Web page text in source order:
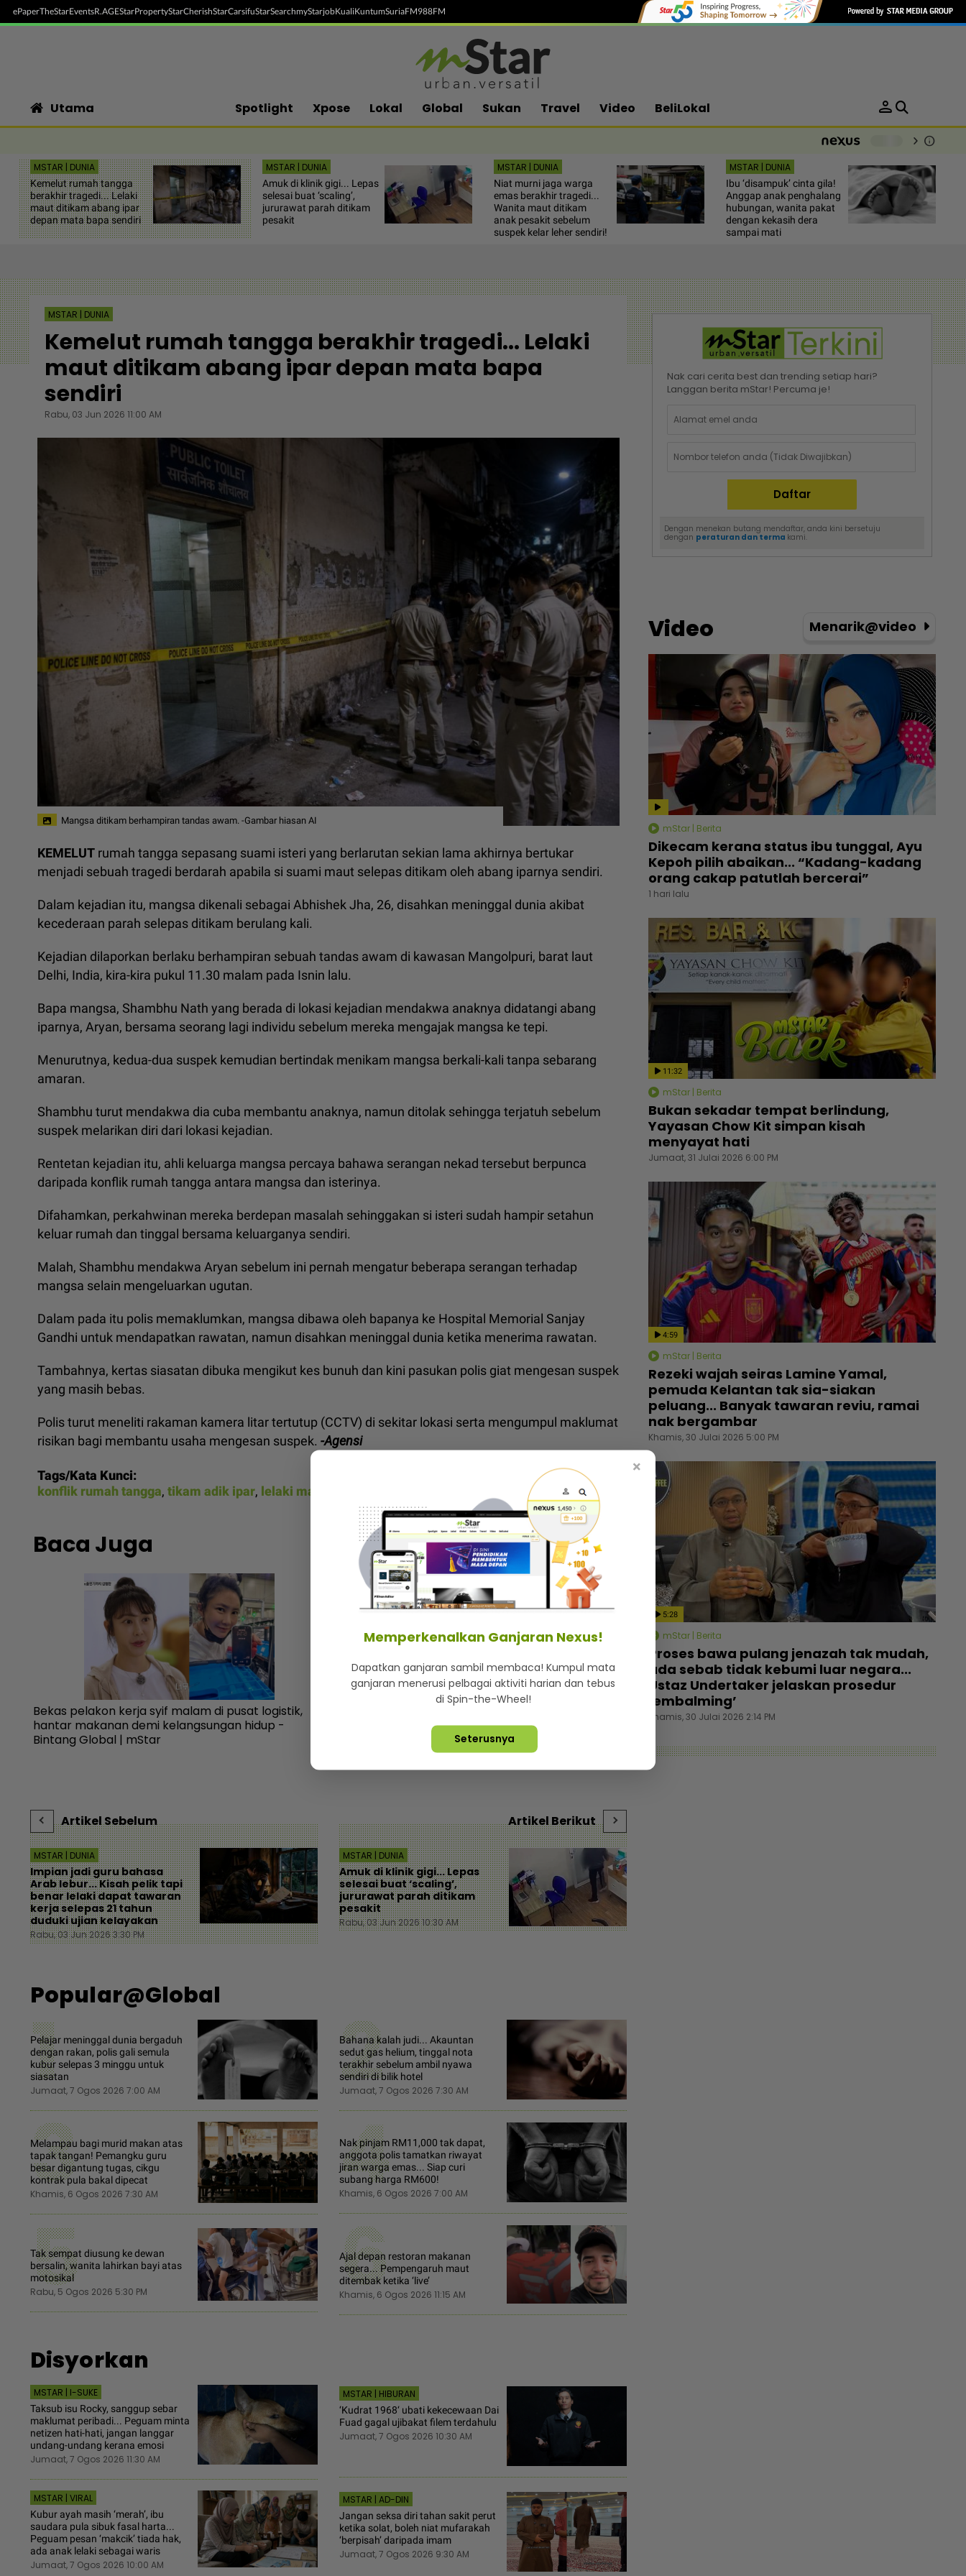
ePaperTheStarEventsR.AGEStarPropertyStarCherishStarCarsifuStarSearchmyStarjobKualiKuntumSuriaFM988FM
Utama Spotlight Xpose Lokal Global Sukan Travel Video BeliLokal person
chevron_right info
MSTAR | DUNIA
Kemelut rumah tangga
berakhir tragedi... Lelaki
maut ditikam abang ipar
depan mata bapa sendiri
MSTAR | DUNIA
Amuk di klinik gigi... Lepas
selesai buat ‘scaling’,
jururawat parah ditikam
pesakit
MSTAR | DUNIA
Niat murni jaga warga
emas berakhir tragedi...
Wanita maut ditikam
anak pesakit sebelum
suspek kelar leher sendiri!
MSTAR | DUNIA
Ibu ‘disampuk’ cinta gila!
Anggap anak penghalang
hubungan, wanita pakat
dengan kekasih dera
sampai mati
MSTAR | DUNIA
Kemelut rumah tangga berakhir tragedi... Lelaki
maut ditikam abang ipar depan mata bapa
sendiri
Rabu, 03 Jun 2026 11:00 AM
Mangsa ditikam berhampiran tandas awam. -Gambar hiasan AI
KEMELUT rumah tangga sepasang suami isteri yang berlarutan sekian lama akhirnya bertukar
menjadi sebuah tragedi berdarah apabila si suami maut selepas ditikam oleh abang iparnya sendiri.
Dalam kejadian itu, mangsa dikenali sebagai Abhishek Jha, 26, disahkan meninggal dunia akibat
kecederaan parah selepas ditikam berulang kali.
Kejadian dilaporkan berlaku berhampiran sebuah tandas awam di kawasan Mangolpuri, barat laut
Delhi, India, kira-kira pukul 11.30 malam pada Isnin lalu.
Bapa mangsa, Shambhu Nath yang berada di lokasi kejadian mendakwa anaknya didatangi abang
iparnya, Aryan, bersama seorang lagi individu sebelum mereka mengajak mangsa ke tepi.
Menurutnya, kedua-dua suspek kemudian bertindak menikam mangsa berkali-kali tanpa sebarang
amaran.
Shambhu turut mendakwa dia cuba membantu anaknya, namun ditolak sehingga terjatuh sebelum
suspek melarikan diri dari lokasi kejadian.
Rentetan kejadian itu, ahli keluarga mangsa percaya bahawa serangan nekad tersebut berpunca
daripada konflik rumah tangga antara mangsa dan isterinya.
Difahamkan, perkahwinan mereka berdepan masalah sehinggakan si isteri sudah hampir setahun
keluar rumah dan tinggal bersama keluarganya sendiri.
Malah, Shambhu mendakwa Aryan sebelum ini pernah mengatur beberapa serangan terhadap
mangsa selain mengeluarkan ugutan.
Dalam pada itu polis memaklumkan, mangsa dibawa oleh bapanya ke Hospital Memorial Sanjay
Gandhi untuk mendapatkan rawatan, namun disahkan meninggal dunia ketika menerima rawatan.
Tambahnya, kertas siasatan dibuka mengikut kes bunuh dan kini pasukan polis giat mengesan suspek
yang masih bebas.
Polis turut meneliti rakaman kamera litar tertutup (CCTV) di sekitar lokasi serta mengumpul maklumat
risikan bagi membantu usaha mengesan suspek. -Agensi
Tags/Kata Kunci:
konflik rumah tangga, tikam adik ipar, lelaki maut ditikam
Baca Juga
Bekas pelakon kerja syif malam di pusat logistik,
hantar makanan demi kelangsungan hidup -
Bintang Global | mStar
Perdaya jual tanah, Datuk Red diperintah bayar
RM1.57 juta kepada 17 pembeli - Hiburan | mStar
Wanita cerita pengalaman dipintas ke ‘red line’
kastam Indonesia... Rupanya gerak-geri dipantau
Artikel Sebelum
MSTAR | DUNIA
Impian jadi guru bahasa
Arab lebur... Kisah pelik tapi
benar lelaki dapat tawaran
kerja selepas 21 tahun
duduki ujian kelayakan
Rabu, 03 Jun 2026 3:30 PM
Artikel Berikut
MSTAR | DUNIA
Amuk di klinik gigi... Lepas
selesai buat ‘scaling’,
jururawat parah ditikam
pesakit
Rabu, 03 Jun 2026 10:30 AM
Popular@Global
1
Pelajar meninggal dunia bergaduh
dengan rakan, polis gali semula
kubur selepas 3 minggu untuk
siasatan
Jumaat, 7 Ogos 2026 7:00 AM 2
Bahana kalah judi... Akauntan
sedut gas helium, tinggal nota
terakhir sebelum ambil nyawa
sendiri di bilik hotel
Jumaat, 7 Ogos 2026 7:30 AM
3
Melampau bagi murid makan atas
tapak tangan! Pemangku guru
besar digantung tugas, cikgu
kontrak pula bakal dipecat
Khamis, 6 Ogos 2026 7:30 AM 4
Nak pinjam RM11,000 tak dapat,
anggota polis tamatkan riwayat
jiran warga emas... Siap curi
subang harga RM600!
Khamis, 6 Ogos 2026 7:00 AM
5
Tak sempat diusung ke dewan
bersalin, wanita lahirkan bayi atas
motosikal
Rabu, 5 Ogos 2026 5:30 PM 6
Ajal depan restoran makanan
segera... Pempengaruh maut
ditembak ketika ‘live’
Khamis, 6 Ogos 2026 11:15 AM
Disyorkan
MSTAR | I-SUKE
Taksub isu Rocky, sanggup sebar
maklumat peribadi... Peguam minta
netizen hati-hati, jangan langgar
undang-undang kerana emosi
Jumaat, 7 Ogos 2026 11:30 AM
MSTAR | HIBURAN
‘Kudrat 1968‘ ubati kekecewaan Dai
Fuad gagal ujibakat filem terdahulu
Jumaat, 7 Ogos 2026 10:30 AM
MSTAR | VIRAL
Kubur ayah masih ‘merah’, ibu
saudara pula sibuk fasal harta...
Peguam pesan ‘makcik’ tiada hak,
ada anak lelaki sebagai waris
Jumaat, 7 Ogos 2026 10:00 AM
MSTAR | AD-DIN
Jangan seksa diri tahan sakit perut
ketika solat, boleh niat mufarakah
‘berpisah’ daripada imam
Jumaat, 7 Ogos 2026 9:30 AM
Nak cari cerita best dan trending setiap hari?
Langgan berita mStar! Percuma je!
Dengan menekan butang mendaftar, anda kini bersetuju
dengan peraturan dan terma kami.
Video Menarik@video
mStar | Berita
Dikecam kerana status ibu tunggal, Ayu
Kepoh pilih abaikan... “Kadang-kadang
orang cakap patutlah bercerai”
1 hari lalu
11:32
mStar | Berita
Bukan sekadar tempat berlindung,
Yayasan Chow Kit simpan kisah
menyayat hati
Jumaat, 31 Julai 2026 6:00 PM
4:59
mStar | Berita
Rezeki wajah seiras Lamine Yamal,
pemuda Kelantan tak sia-siakan
peluang... Banyak tawaran reviu, ramai
nak bergambar
Khamis, 30 Julai 2026 5:00 PM
5:28
mStar | Berita
Proses bawa pulang jenazah tak mudah,
ada sebab tidak kebumi luar negara...
Ustaz Undertaker jelaskan prosedur
‘embalming’
Khamis, 30 Julai 2026 2:14 PM
×
Memperkenalkan Ganjaran Nexus!
Dapatkan ganjaran sambil membaca! Kumpul mata
ganjaran menerusi pelbagai aktiviti harian dan tebus
di Spin-the-Wheel!
Seterusnya